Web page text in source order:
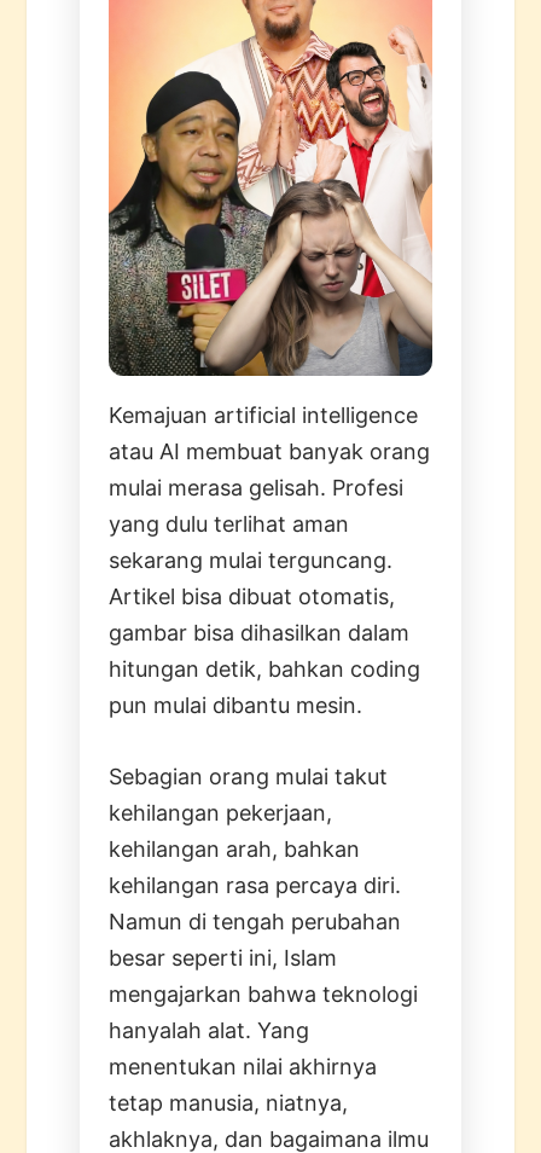
Kemajuan artificial intelligence
atau AI membuat banyak orang
mulai merasa gelisah. Profesi
yang dulu terlihat aman
sekarang mulai terguncang.
Artikel bisa dibuat otomatis,
gambar bisa dihasilkan dalam
hitungan detik, bahkan coding
pun mulai dibantu mesin.
Sebagian orang mulai takut
kehilangan pekerjaan,
kehilangan arah, bahkan
kehilangan rasa percaya diri.
Namun di tengah perubahan
besar seperti ini, Islam
mengajarkan bahwa teknologi
hanyalah alat. Yang
menentukan nilai akhirnya
tetap manusia, niatnya,
akhlaknya, dan bagaimana ilmu